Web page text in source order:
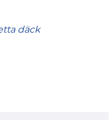
däck